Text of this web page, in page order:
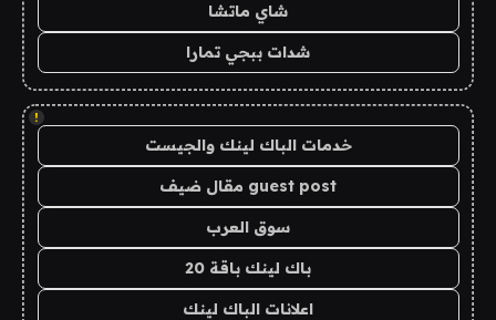
شاي ماتشا
شدات ببجي تمارا
!
خدمات الباك لينك والجيست
guest post مقال ضيف
سوق العرب
باك لينك باقة 20
اعلانات الباك لينك